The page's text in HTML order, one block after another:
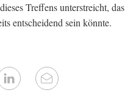
Treffens unterstreicht, das
entscheidend sein könnte.